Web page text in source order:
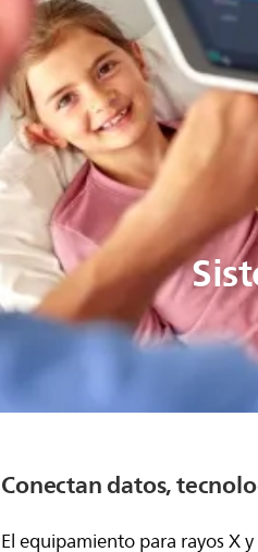
Conectan datos,
El equipamiento para rayos X